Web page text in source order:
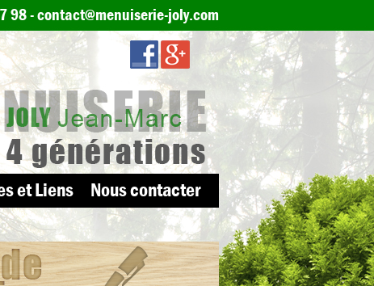
98-contact@menuiserie-joly.com
et Liens Nous contacter